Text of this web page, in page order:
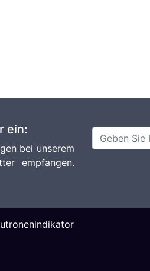
ein:
bei unserem
empfangen.